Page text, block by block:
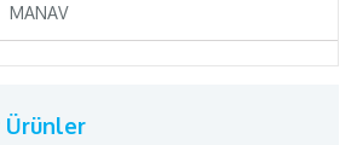
MANAV
Ürünler